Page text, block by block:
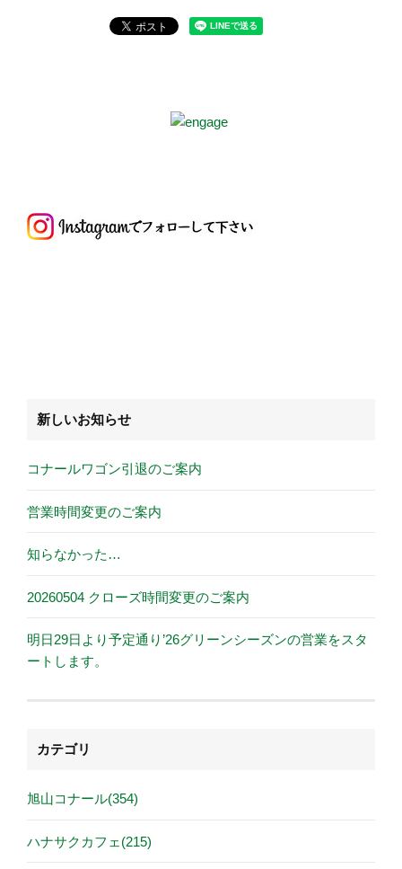
新しいお知らせ
コナールワゴン引退のご案内
営業時間変更のご案内
知らなかった…
20260504 クローズ時間変更のご案内
明日29日より予定通り’26グリーンシーズンの営業をスタ
ートします。
カテゴリ
旭山コナール(354)
ハナサクカフェ(215)